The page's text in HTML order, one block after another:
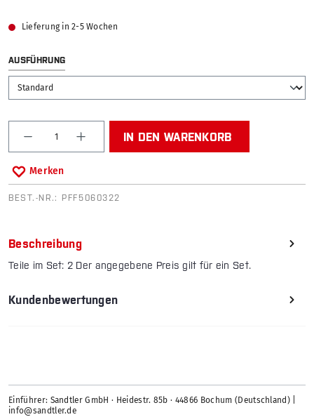
Lieferung in 2-5 Wochen
AUSFÜHRUNGAUSWÄHLEN
Produkt Anzahl: Gib den gewünschten Wert ein
IN DEN WARENKORB
Merken
BEST.-NR.: PFF5060322
Beschreibung
Teile im Set: 2 Der angegebene Preis gilt für ein Set.
Kundenbewertungen
Einführer: Sandtler GmbH · Heidestr. 85b · 44866 Bochum (Deutschland) |
info@sandtler.de